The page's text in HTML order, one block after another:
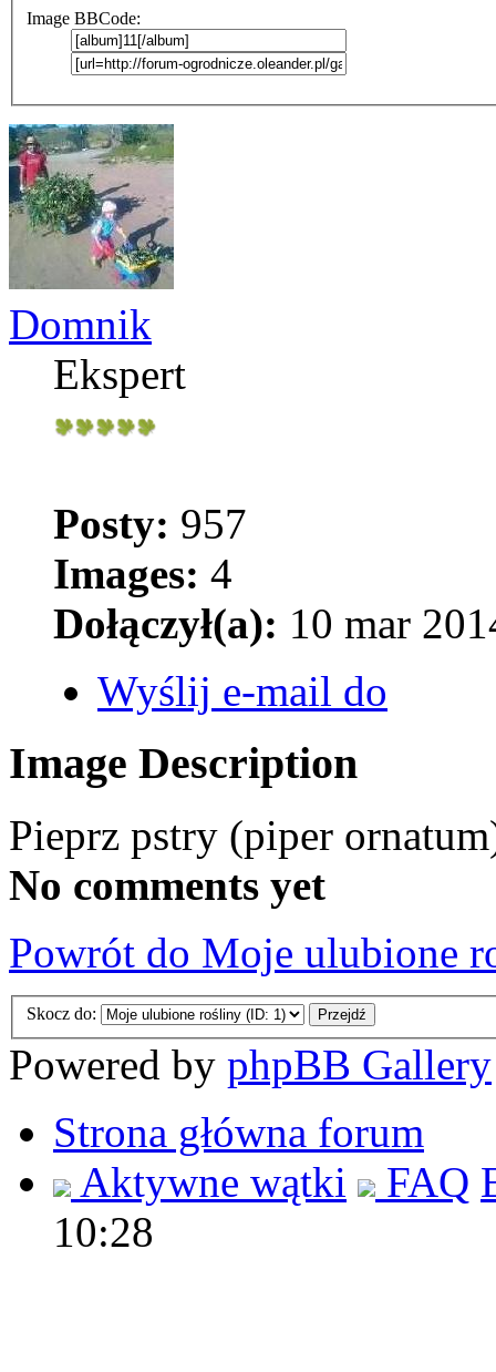
Image BBCode:
Domnik
Ekspert
Posty: 957
Images: 4
Dołączył(a): 10 mar
Wyślij e-mail do
Image Description
Pieprz pstry (piper
No comments yet
Powrót do Moje ulubione
Skocz do:
Powered by phpBB Gallery
Strona główna forum
Aktywne wątki
FAQ
10:28